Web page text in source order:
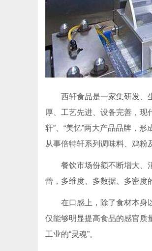
西轩食品是一家集研发、
厚、工艺先进、设备完善，现
轩”、“美忆”两大产品品牌，
从事倍特轩系列调味料、鸡粉
餐饮市场份额不断增大、
蕾，多维度、多数据、多密度
在口感上，除了食材本身
仅能够明显提高食品的感官质
工业的“灵魂”。